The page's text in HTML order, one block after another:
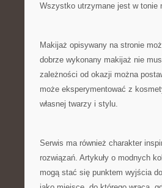
Wszystko utrzymane jest w tonie
Makijaż opisywany na stronie
dobrze wykonany makijaż nie
zależności od okazji można
może eksperymentować z
własnej twarzy i stylu.
Serwis ma również charakter
rozwiązań. Artykuły o modnych
mogą stać się punktem wyjścia